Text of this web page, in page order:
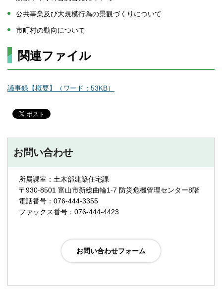
公共事業及び大規模行為の景観づくりについて
市町村の動向について
関連ファイル
議事録【概要】（ワード：53KB）
お問い合わせ
所属課室：土木部建築住宅課
〒930-8501 富山市新総曲輪1-7 防災危機管理センター8階
電話番号：076-444-3355
ファックス番号：076-444-4423